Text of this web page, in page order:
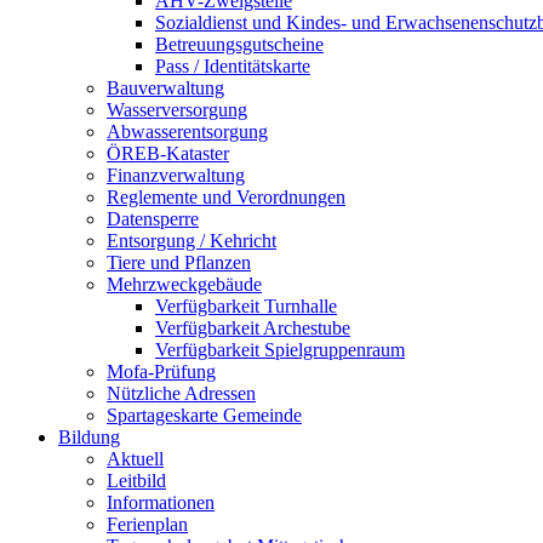
Sozialdienst und Kindes- und
Betreuungsgutscheine
Pass / Identitätskarte
Bauverwaltung
Wasserversorgung
Abwasserentsorgung
ÖREB-Kataster
Finanzverwaltung
Reglemente und Verordnungen
Datensperre
Entsorgung / Kehricht
Tiere und Pflanzen
Mehrzweckgebäude
Verfügbarkeit Turnhalle
Verfügbarkeit Archestube
Verfügbarkeit Spielgruppenraum
Mofa-Prüfung
Nützliche Adressen
Spartageskarte Gemeinde
Bildung
Aktuell
Leitbild
Informationen
Ferienplan